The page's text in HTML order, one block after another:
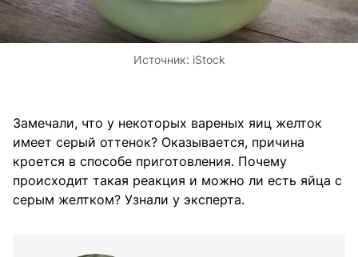
Источник: iStock
Замечали, что у некоторых вареных яиц желток
имеет серый оттенок? Оказывается, причина
кроется в способе приготовления. Почему
происходит такая реакция и можно ли есть яйца с
серым желтком? Узнали у эксперта.